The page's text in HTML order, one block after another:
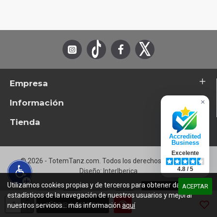
AÑADIR A COMPRA
Empresa
Información
Tienda
© 2026 - TotemTanz.com. Todos los derechos reservados
Diseño: InterIberica
ACEPTAR
Utilizamos cookies propias y de terceros para obtener datos
estadísticos de la navegación de nuestros usuarios y mejorar
nuestros servicios... más informaciónaquí
×
Accredited
Business
Excelente
4.8 / 5